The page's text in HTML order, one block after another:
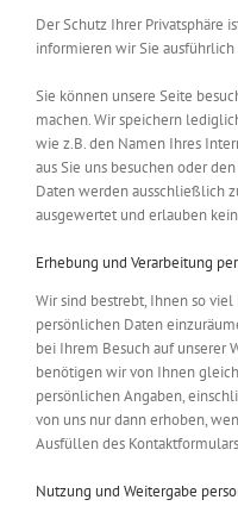
Der Schutz Ihrer Privatsphäre
informieren wir Sie
Sie können unsere Seite
machen. Wir speichern
wie z.B. den Namen Ihres
aus Sie uns besuchen oder
Daten werden ausschließlich
ausgewertet und erlauben
Erhebung und Verarbeitung
Wir sind bestrebt, Ihnen so
persönlichen Daten
bei Ihrem Besuch auf unserer
benötigen wir von Ihnen
persönlichen Angaben,
von uns nur dann erhoben,
Ausfüllen des
Nutzung und Weitergabe